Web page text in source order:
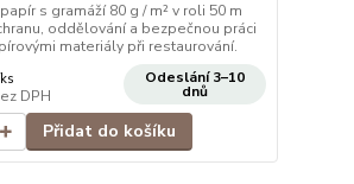
s gramáží 80 g / m² v roli 50 m
oddělování a bezpečnou práci
materiály při restaurování.
ks
DPH
Odeslání 3–10
dnů
Přidat do košíku